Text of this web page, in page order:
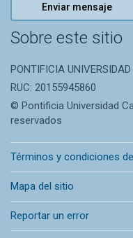
Enviar mensaje
Sobre este sitio
PONTIFICIA
RUC: 20155945860
© Pontificia Universidad
reservados
Términos y condiciones
Mapa del sitio
Reportar un error